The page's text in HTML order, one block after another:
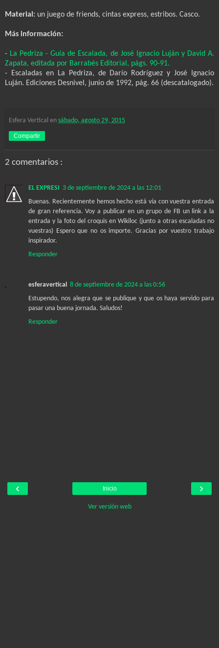
Material: un juego de friends, cintas express, estribos. Casco.
Más información:
- La Pedriza - Guía de Escalada, de José Ignacio Luján y David A.
Zapata, editada por Barrabés Editorial, págs. 90-91.
- Escaladas en La Pedriza, de Darío Rodríguez y José Ignacio
Luján. Ediciones Desnivel, junio de 1992, pág. 66 (descatalogado).
Esfera Vertical en sábado, agosto 29, 2015
Compartir
2 comentarios :
EL EXPRESI
3 de septiembre de 2024 a las 12:01
Buenas. Recientemente hemos hecho está vía con vuestra entrada
de gran referencia. Voy a publicar en un grupo de FB un link a la
entrada y la foto del croquis en Wikiloc (junto a otras escaladas no
vuestras) Espero que no os importe. Gracias por vuestro trabajo
inspirador.
Responder
esferavertical 8 de septiembre de 2024 a las 0:56
Estupendo, nos alegra que se publique y que os haya servido para
pasar una buena jornada. Saludos!
Responder
‹ ›
Inicio
Ver versión web